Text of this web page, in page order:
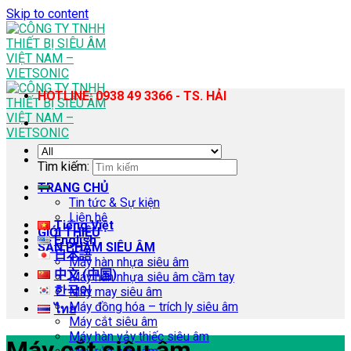
Skip to content
TRANG CHỦ
Tin tức & Sự kiện
Liên hệ
GIỚI THIỆU
SẢN PHẨM SIÊU ÂM
Máy hàn nhựa siêu âm
Máy hàn nhựa siêu âm cầm tay
Máy may siêu âm
Máy đồng hóa – trích ly siêu âm
Máy cắt siêu âm
Máy hàn vảy thiếc siêu âm
HOTLINE: 0938 49 3366 - TS. HẢI
Tìm kiếm:
Tiếng Việt
English
日本語
中文 (中国)
한국어
ไทย